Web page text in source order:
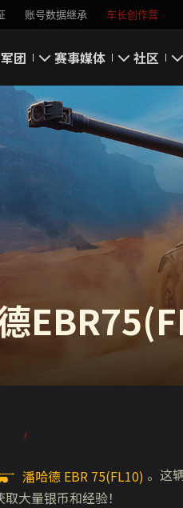
账号数据继承 车长创作营
军团
要塞
领土战
军团评级
军团页面
赛事媒体
游戏截图
游戏壁纸
你好，吾久
《以战止战》
社区
我的资
搜索玩
官方自媒
潘哈德 EBR 75(FL10) 。这
大量银币和经验！